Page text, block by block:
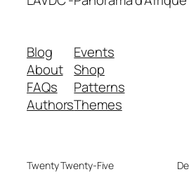
Blog
About
FAQs
Authors
Events
Shop
Patterns
Themes
Twenty Twenty-Five